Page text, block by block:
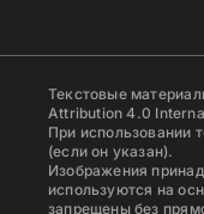
Текстовые
Attribution 4.0
При использовании
(если он указан).
Изображения
используются на
запрещены без